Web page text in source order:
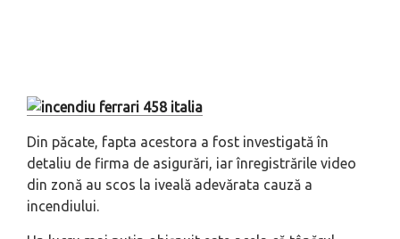
Din păcate, fapta acestora a fost investigată în
detaliu de firma de asigurări, iar înregistrările video
din zonă au scos la iveală adevărata cauză a
incendiului.